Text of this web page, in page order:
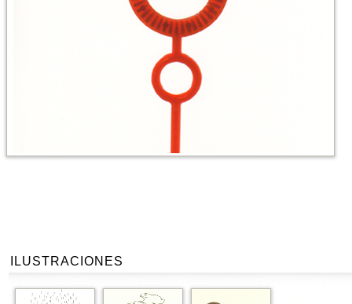
ILUSTRACIONES